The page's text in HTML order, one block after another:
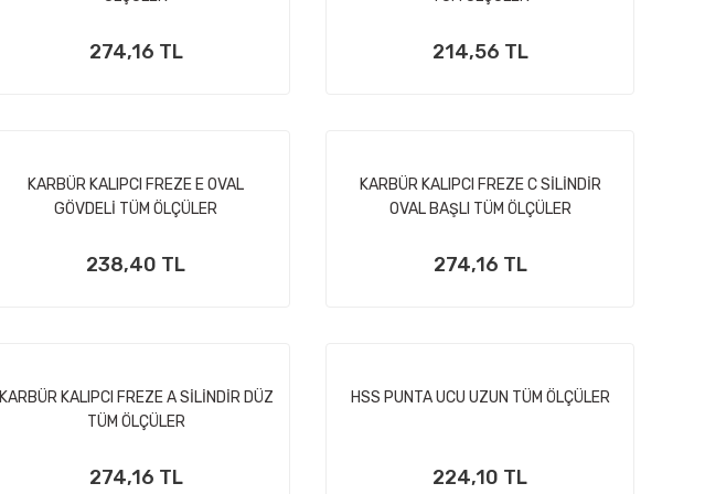
274,16 TL 214,56 TL
KARBÜR KALIPCI FREZE E OVAL
GÖVDELİ TÜM ÖLÇÜLER
238,40 TL
KARBÜR KALIPCI FREZE C SİLİNDİR
OVAL BAŞLI TÜM ÖLÇÜLER
274,16 TL
KARBÜR KALIPCI FREZE A SİLİNDİR DÜZ
TÜM ÖLÇÜLER
274,16 TL
HSS PUNTA UCU UZUN TÜM ÖLÇÜLER
224,10 TL